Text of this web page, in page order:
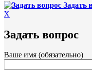
Задать
X
Задать вопрос
Ваше имя (обязательно)